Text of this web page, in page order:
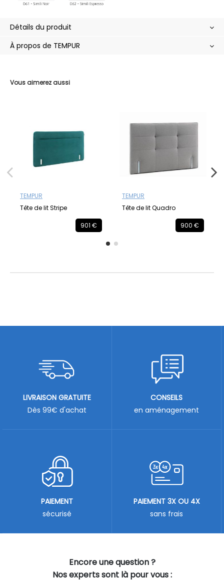
Vous aimerez aussi
TEMPUR
Tête de lit Stripe
901 €
TEMPUR
Tête de lit Quadro
900 €
Détails du produit
À propos de TEMPUR
Encore une question ?
Nos experts sont là pour vous :
LIVRAISON GRATUITE
Dès 99€ d'achat
CONSEILS
en aménagement
PAIEMENT
sécurisé
PAIEMENT 3X OU 4X
sans frais